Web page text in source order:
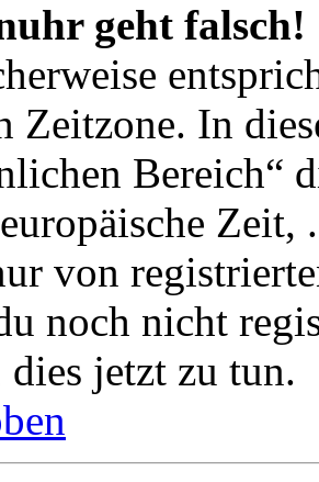
geht falsch!
Zeitzone. In
Bereich“
Zeit,
von
noch nicht
dies jetzt zu tun.